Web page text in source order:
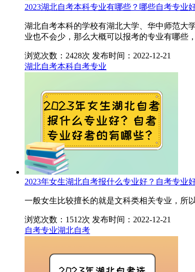
2023湖北自考本科专业有哪些？哪些自考专业
湖北自考本科的学校有湖北大学、华中师范大
业也不会少，那么大概可以报考的专业有哪些
浏览次数：2428次 发布时间：2022-12-21
湖北自考本科自考专业
2023年女生湖北自考报什么专业好？自考专业
一般女生比较擅长的就是文科类相关专业，所
浏览次数：1512次 发布时间：2022-12-21
自考专业湖北自考